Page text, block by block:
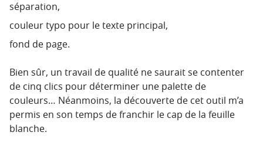
séparation,
couleur typo pour le texte principal,
fond de page.
Bien sûr, un travail de qualité ne saurait se contenter
de cinq clics pour déterminer une palette de
couleurs… Néanmoins, la découverte de cet outil m’a
permis en son temps de franchir le cap de la feuille
blanche.